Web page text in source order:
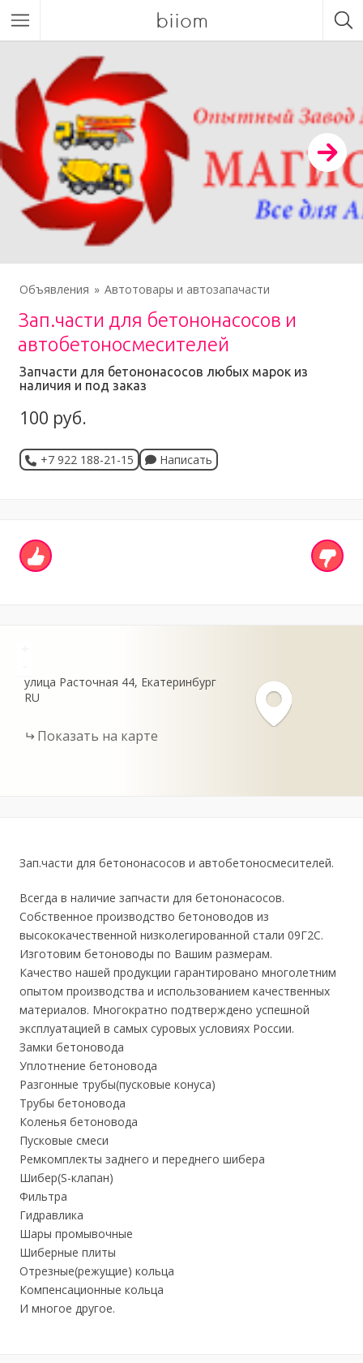
biiom
Объявления Автотовары и автозапачасти
Зап.части для бетононасосов и
автобетоносмесителей
Запчасти для бетононасосов любых марок из
наличия и под заказ
100 руб.
+7 922 188-21-15 Написать
улица Расточная 44 Екатеринбург
RU
Показать на карте
Зап.части для бетононасосов и автобетоносмесителей.
Всегда в наличие запчасти для бетононасосов.
Собственное производство бетоноводов из
высококачественной низколегированной стали 09Г2С.
Изготовим бетоноводы по Вашим размерам.
Качество нашей продукции гарантировано многолетним
опытом производства и использованием качественных
материалов. Многократно подтверждено успешной
эксплуатацией в самых суровых условиях России.
Замки бетоновода
Уплотнение бетоновода
Разгонные трубы(пусковые конуса)
Трубы бетоновода
Коленья бетоновода
Пусковые смеси
Ремкомплекты заднего и переднего шибера
Шибер(S-клапан)
Фильтра
Гидравлика
Шары промывочные
Шиберные плиты
Отрезные(режущие) кольца
Компенсационные кольца
И многое другое.